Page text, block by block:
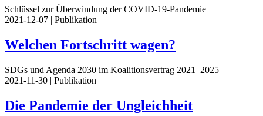
Schlüssel zur Überwindung der COVID-19-Pandemie
2021-12-07 | Publikation
Welchen Fortschritt wagen?
SDGs und Agenda 2030 im Koalitionsvertrag 2021–2025
2021-11-30 | Publikation
Die Pandemie der Ungleichheit